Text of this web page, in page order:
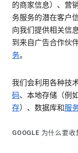
的商家信息）、营
务服务的潜在客户
向我们提供相关信
到来自广告合作伙
务。
我们会利用各种技
码、本地存储（例
存）、数据库和服
GOOGLE 为什么要收